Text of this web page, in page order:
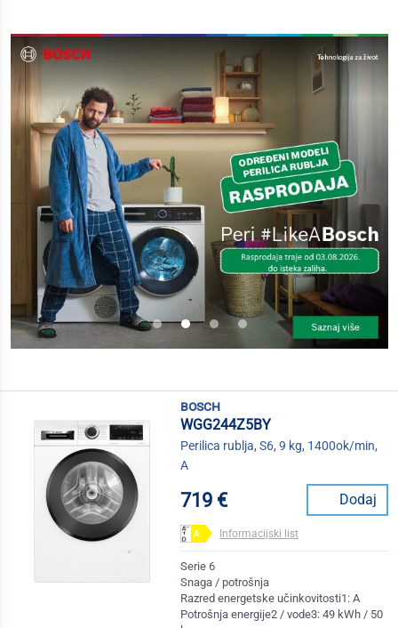
bosch
WGG244Z5BY
Perilica rublja, S6, 9 kg, 1400ok/min,
A
719 € Dodaj
Informacijski list
Serie 6
Snaga / potrošnja
Razred energetske učinkovitosti1: A
Potrošnja energije2 / vode3: 49 kWh / 50